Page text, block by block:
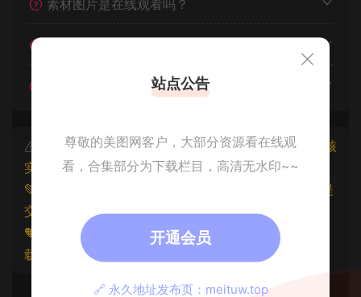
素材图片是在线观看吗？
遇见其他问题怎么办？
本文资源仅供个人参考学习，请勿批量搬运，一经核
实将封禁账号权限！
💚本文资源均来源网友分享，若侵犯了您的权益可以提
交工单处理。
🧡原文链接：
https://www.znjxg.com/635.html
载请注明出处。
站点公告
尊敬的美图网客户，大部分资源看在线观
看，合集部分为下载栏目，高清无水印~~
开通会员
🔗 永久地址发布页：meituw.top